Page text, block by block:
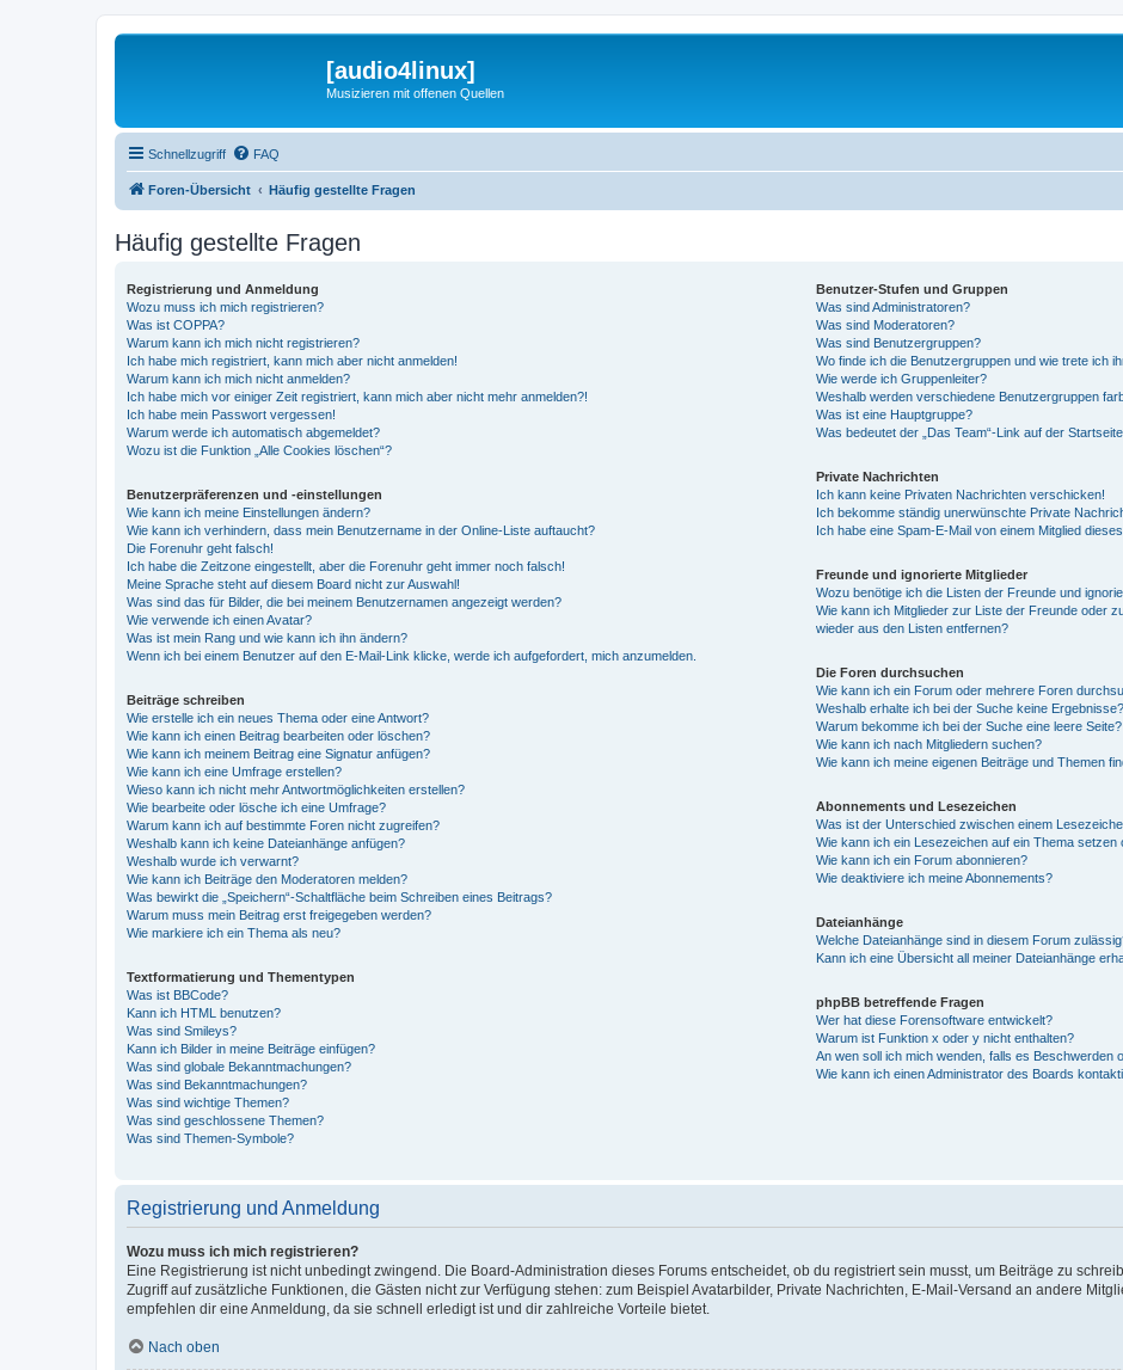
[audio4linux]
Musizieren mit offenen Quellen
Schnellzugriff FAQ
Foren-Übersicht Häufig gestellte Fragen
Häufig gestellte Fragen
Registrierung und Anmeldung
Wozu muss ich mich registrieren?
Was ist COPPA?
Warum kann ich mich nicht registrieren?
Ich habe mich registriert, kann mich aber nicht anmelden!
Warum kann ich mich nicht anmelden?
Ich habe mich vor einiger Zeit registriert, kann mich aber nicht mehr anmelden?!
Ich habe mein Passwort vergessen!
Warum werde ich automatisch abgemeldet?
Wozu ist die Funktion „Alle Cookies löschen“?
Benutzerpräferenzen und -einstellungen
Wie kann ich meine Einstellungen ändern?
Wie kann ich verhindern, dass mein Benutzername in der Online-Liste auftaucht?
Die Forenuhr geht falsch!
Ich habe die Zeitzone eingestellt, aber die Forenuhr geht immer noch falsch!
Meine Sprache steht auf diesem Board nicht zur Auswahl!
Was sind das für Bilder, die bei meinem Benutzernamen angezeigt werden?
Wie verwende ich einen Avatar?
Was ist mein Rang und wie kann ich ihn ändern?
Wenn ich bei einem Benutzer auf den E-Mail-Link klicke, werde ich aufgefordert, mich anzumelden.
Beiträge schreiben
Wie erstelle ich ein neues Thema oder eine Antwort?
Wie kann ich einen Beitrag bearbeiten oder löschen?
Wie kann ich meinem Beitrag eine Signatur anfügen?
Wie kann ich eine Umfrage erstellen?
Wieso kann ich nicht mehr Antwortmöglichkeiten erstellen?
Wie bearbeite oder lösche ich eine Umfrage?
Warum kann ich auf bestimmte Foren nicht zugreifen?
Weshalb kann ich keine Dateianhänge anfügen?
Weshalb wurde ich verwarnt?
Wie kann ich Beiträge den Moderatoren melden?
Was bewirkt die „Speichern“-Schaltfläche beim Schreiben eines Beitrags?
Warum muss mein Beitrag erst freigegeben werden?
Wie markiere ich ein Thema als neu?
Textformatierung und Thementypen
Was ist BBCode?
Kann ich HTML benutzen?
Was sind Smileys?
Kann ich Bilder in meine Beiträge einfügen?
Was sind globale Bekanntmachungen?
Was sind Bekanntmachungen?
Was sind wichtige Themen?
Was sind geschlossene Themen?
Was sind Themen-Symbole?
Benutzer-Stufen und Gruppen
Was sind Administratoren?
Was sind Moderatoren?
Was sind Benutzergruppen?
Wo finde ich die Benutzergruppen und wie trete ich
Wie werde ich Gruppenleiter?
Weshalb werden verschiedene Benutzergruppen
Was ist eine Hauptgruppe?
Was bedeutet der „Das Team“-Link auf der
Private Nachrichten
Ich kann keine Privaten Nachrichten verschicken!
Ich bekomme ständig unerwünschte Private
Ich habe eine Spam-E-Mail von einem Mitglied
Freunde und ignorierte Mitglieder
Wozu benötige ich die Listen der Freunde und
Wie kann ich Mitglieder zur Liste der Freunde oder
wieder aus den Listen entfernen?
Die Foren durchsuchen
Wie kann ich ein Forum oder mehrere Foren
Weshalb erhalte ich bei der Suche keine Ergebnisse?
Warum bekomme ich bei der Suche eine leere Seite?
Wie kann ich nach Mitgliedern suchen?
Wie kann ich meine eigenen Beiträge und Themen
Abonnements und Lesezeichen
Was ist der Unterschied zwischen einem
Wie kann ich ein Lesezeichen auf ein Thema setzen
Wie kann ich ein Forum abonnieren?
Wie deaktiviere ich meine Abonnements?
Dateianhänge
Welche Dateianhänge sind in diesem Forum
Kann ich eine Übersicht all meiner Dateianhänge
phpBB betreffende Fragen
Wer hat diese Forensoftware entwickelt?
Warum ist Funktion x oder y nicht enthalten?
An wen soll ich mich wenden, falls es Beschwerden
Wie kann ich einen Administrator des Boards
Registrierung und Anmeldung
Wozu muss ich mich registrieren?
Eine Registrierung ist nicht unbedingt zwingend. Die Board-Administration dieses Forums entscheidet, ob du registriert sein musst, um Beiträge zu
Zugriff auf zusätzliche Funktionen, die Gästen nicht zur Verfügung stehen: zum Beispiel Avatarbilder, Private Nachrichten, E-Mail-Versand an andere
empfehlen dir eine Anmeldung, da sie schnell erledigt ist und dir zahlreiche Vorteile bietet.
Nach oben